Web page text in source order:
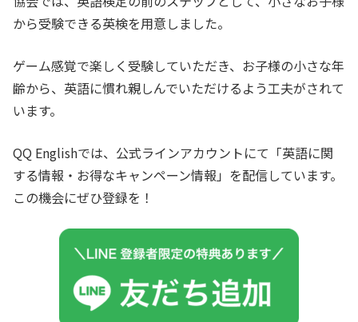
から受験できる英検を用意しました。
ゲーム感覚で楽しく受験していただき、お子様の小さな年
齢から、英語に慣れ親しんでいただけるよう工夫がされて
います。
QQ Englishでは、公式ラインアカウントにて「英語に関
する情報・お得なキャンペーン情報」を配信しています。
この機会にぜひ登録を！